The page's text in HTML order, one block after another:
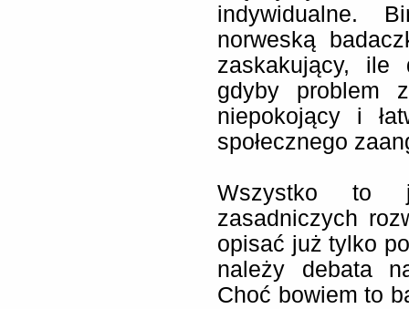
indywidualne.
norweską
zaskakujący, ile
gdyby problem
niepokojący i
społecznego
Wszystko to
zasadniczych
opisać już tylko
należy debata
Choć bowiem to